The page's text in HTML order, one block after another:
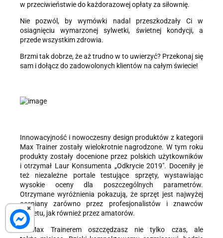
×
w przeciwieństwie do każdorazowej opłaty za siłownię.
Nie pozwól, by wymówki nadal przeszkodzały Ci w
osiagnięciu wymarzonej sylwetki, świetnej kondycji, a
przede wszystkim zdrowia.
Brzmi tak dobrze, że aż trudno w to uwierzyć? Przekonaj się
sam i dołącz do zadowolonych klientów na całym świecie!
Innowacyjność i nowoczesny design produktów z kategorii
Max Trainer zostały wielokrotnie nagrodzone. W tym roku
produkty zostały docenione przez polskich użytkowników
i otrzymał Laur Konsumenta „Odkrycie 2019". Doceniły je
też niezależne portale testujące sprzęty, wystawiając
wysokie oceny dla poszczególnych parametrów.
Otrzymane wyróżnienia pokazują, że sprzęt jest najwyżej
oceniany zarówno przez profesjonalistów i znawców
sprzetu, jak również przez amatorów.
Z Max Trainerem oszczędzasz nie tylko czas, ale